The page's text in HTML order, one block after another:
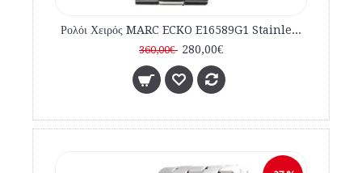
Ρολόι Χειρός MARC ECKO E16589G1 Stainless Steel Bracelet Chronograph
360,00€ 280,00€